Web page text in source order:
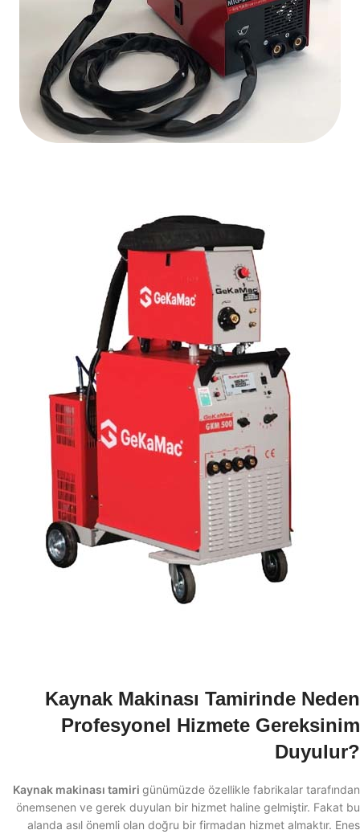
Kaynak Makinası Tamirinde Neden
Profesyonel Hizmete Gereksinim
Duyulur?
Kaynak makinası tamiri günümüzde özellikle fabrikalar tarafından
önemsenen ve gerek duyulan bir hizmet haline gelmiştir. Fakat bu
alanda asıl önemli olan doğru bir firmadan hizmet almaktır. Enes